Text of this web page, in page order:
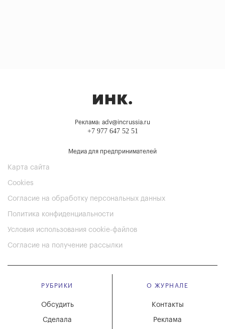
Реклама: adv@incrussia.ru
+7 977 647 52 51
Медиа для предпринимателей
Карта сайта
Cookies
Согласие на обработку персональных данных
Политика конфиденциальности
Условия использования cookie-файлов
Согласие на получение рассылки
РУБРИКИ
Обсудить
Сделала
О ЖУРНАЛЕ
Реклама
Контакты